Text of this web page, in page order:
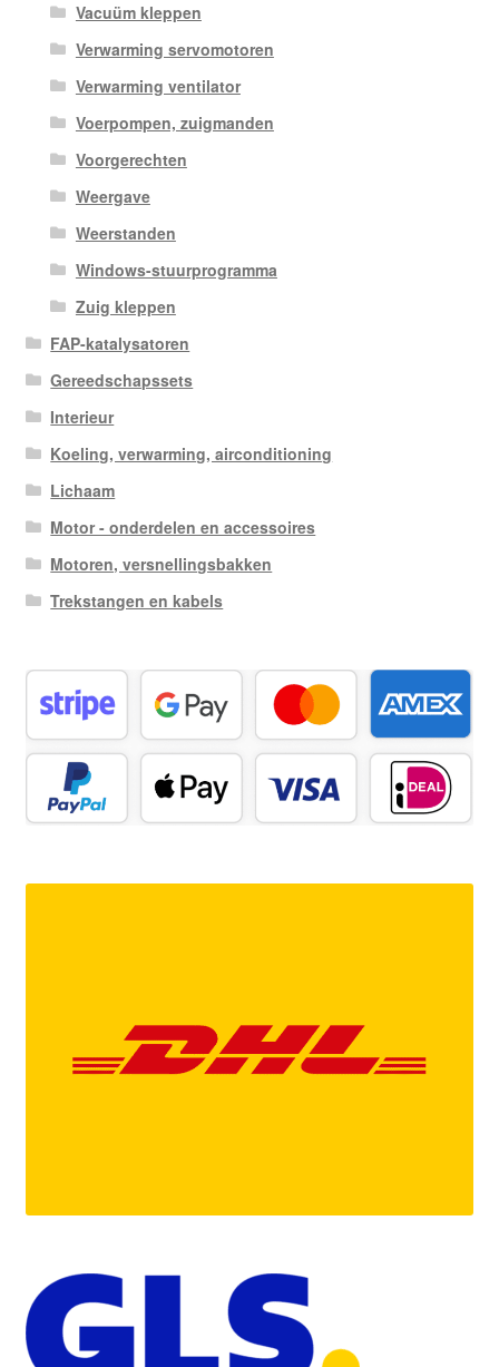
Vacuüm kleppen
Verwarming servomotoren
Verwarming ventilator
Voerpompen, zuigmanden
Voorgerechten
Weergave
Weerstanden
Windows-stuurprogramma
Zuig kleppen
FAP-katalysatoren
Gereedschapssets
Interieur
Koeling, verwarming, airconditioning
Lichaam
Motor - onderdelen en accessoires
Motoren, versnellingsbakken
Trekstangen en kabels